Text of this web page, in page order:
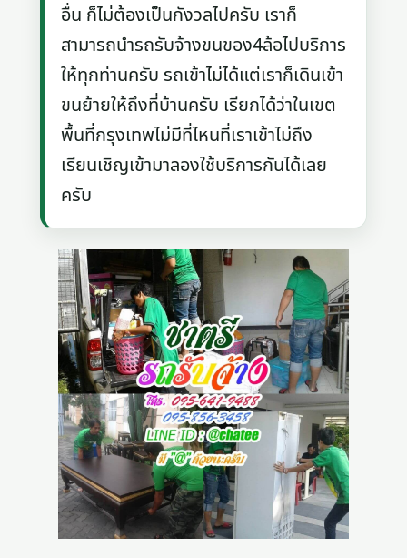
อื่น ก็ไม่ต้องเป็นกังวลไปครับ เราก็
สามารถนำรถรับจ้างขนของ4ล้อไปบริการ
ให้ทุกท่านครับ รถเข้าไม่ได้แต่เราก็เดินเข้า
ขนย้ายให้ถึงที่บ้านครับ เรียกได้ว่าในเขต
พื้นที่กรุงเทพไม่มีที่ไหนที่เราเข้าไม่ถึง
เรียนเชิญเข้ามาลองใช้บริการกันได้เลย
ครับ